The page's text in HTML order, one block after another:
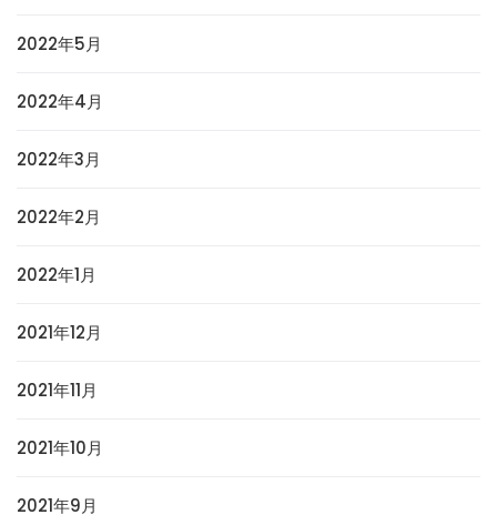
2022年5月
2022年4月
2022年3月
2022年2月
2022年1月
2021年12月
2021年11月
2021年10月
2021年9月